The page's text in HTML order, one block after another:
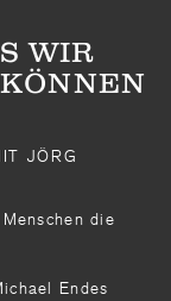
WIR
JÖRG
die
Endes